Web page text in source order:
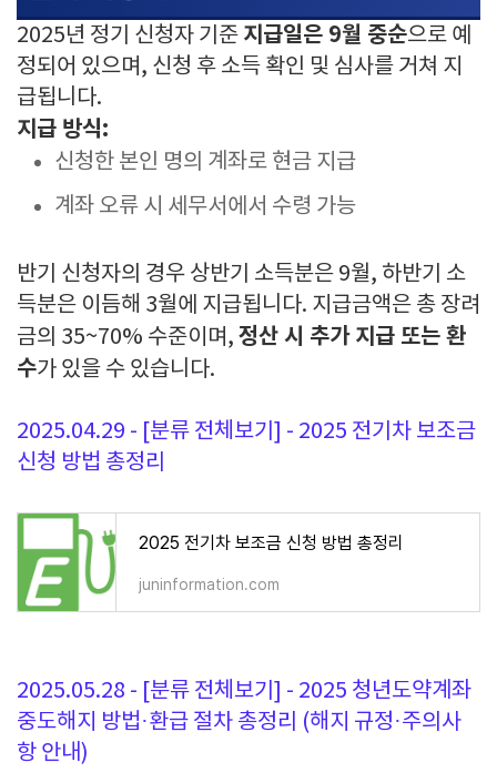
2025년 정기 신청자 기준 지급일은 9월 중순으로 예
정되어 있으며, 신청 후 소득 확인 및 심사를 거쳐 지
급됩니다.
지급 방식:
신청한 본인 명의 계좌로 현금 지급
계좌 오류 시 세무서에서 수령 가능
반기 신청자의 경우 상반기 소득분은 9월, 하반기 소
득분은 이듬해 3월에 지급됩니다. 지급금액은 총 장려
금의 35~70% 수준이며, 정산 시 추가 지급 또는 환
수가 있을 수 있습니다.
2025.04.29 - [분류 전체보기] - 2025 전기차 보조금
신청 방법 총정리
2025 전기차 보조금 신청 방법 총정리
juninformation.com
2025.05.28 - [분류 전체보기] - 2025 청년도약계좌
중도해지 방법·환급 절차 총정리 (해지 규정·주의사
항 안내)